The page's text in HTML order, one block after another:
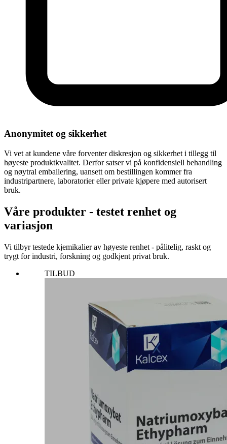
Anonymitet og sikkerhet
Vi vet at kundene våre forventer diskresjon og sikkerhet i tillegg til
høyeste produktkvalitet. Derfor satser vi på konfidensiell behandling
og nøytral emballering, uansett om bestillingen kommer fra
industripartnere, laboratorier eller private kjøpere med autorisert
bruk.
Våre produkter - testet renhet og
variasjon
Vi tilbyr testede kjemikalier av høyeste renhet - pålitelig, raskt og
trygt for industri, forskning og godkjent privat bruk.
TILBUD